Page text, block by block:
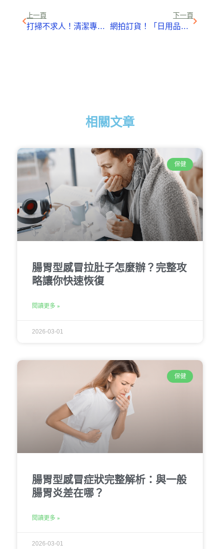
上一頁
打掃不求人！清潔專家教你DIY 8種超好用天然清潔劑
下一頁
網拍訂貨！「日用品」倉庫囤貨 「食品」接訂單
相關文章
保健
腸胃型感冒拉肚子怎麼辦？完整攻
略讓你快速恢復
閱讀更多 »
2026-03-01
保健
腸胃型感冒症狀完整解析：與一般
腸胃炎差在哪？
閱讀更多 »
2026-03-01